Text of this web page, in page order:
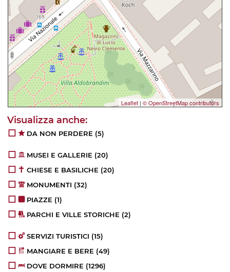
Leaflet | © OpenStreetMap contributors
DA NON PERDERE (5)
MUSEI E GALLERIE (20)
CHIESE E BASILICHE (20)
MONUMENTI (32)
PIAZZE (1)
PARCHI E VILLE STORICHE (2)
SERVIZI TURISTICI (15)
MANGIARE E BERE (49)
DOVE DORMIRE (1296)